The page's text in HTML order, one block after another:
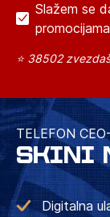
Slažem se
promocijama
⭐ 38502
TELEFON
SKINI
Digitalna